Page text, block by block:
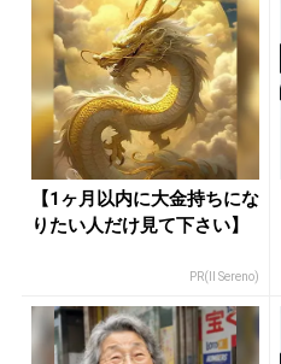
【1ヶ月以内に大金持ちにな
りたい人だけ見て下さい】
PR(Il Sereno)